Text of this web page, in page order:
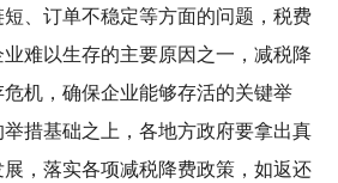
、订单不稳定等方面的问题，税费
难以生存的主要原因之一，减税降
机，确保企业能够存活的关键举
措基础之上，各地方政府要拿出真
，落实各项减税降费政策，如返还